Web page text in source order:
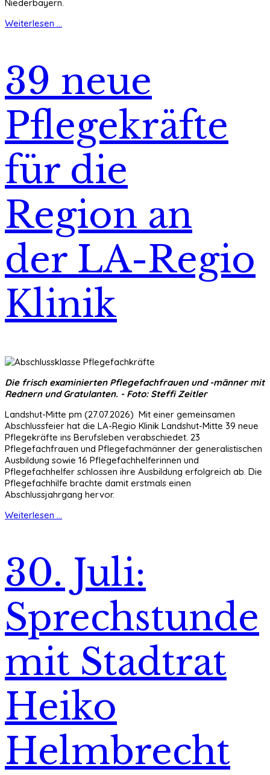
Niederbayern.
Weiterlesen ...
39 neue
Pflegekräfte
für die
Region an
der LA-Regio
Klinik
Die frisch examinierten Pflegefachfrauen und -männer mit
Rednern und Gratulanten. - Foto: Steffi Zeitler
Landshut-Mitte pm (27.07.2026) Mit einer gemeinsamen
Abschlussfeier hat die LA-Regio Klinik Landshut-Mitte 39 neue
Pflegekräfte ins Berufsleben verabschiedet. 23
Pflegefachfrauen und Pflegefachmänner der generalistischen
Ausbildung sowie 16 Pflegefachhelferinnen und
Pflegefachhelfer schlossen ihre Ausbildung erfolgreich ab. Die
Pflegefachhilfe brachte damit erstmals einen
Abschlussjahrgang hervor.
Weiterlesen ...
30. Juli:
Sprechstunde
mit Stadtrat
Heiko
Helmbrecht